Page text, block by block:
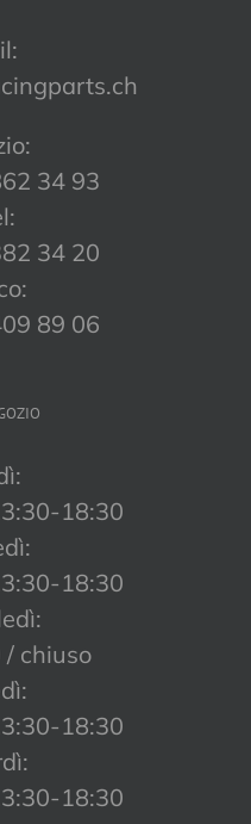
34 93
34 20
89 06
18:30
18:30
chiuso
18:30
18:30